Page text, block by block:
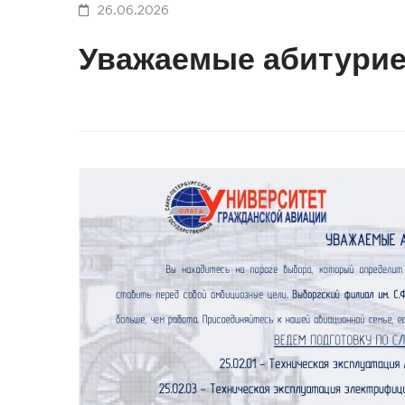
26.06.2026
Уважаемые